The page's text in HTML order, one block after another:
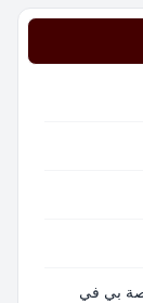
بي في